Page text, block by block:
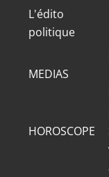
L'édito
politique
MEDIAS
HOROSCOPE